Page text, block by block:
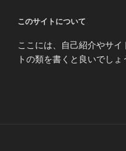
このサイトについて
ここには、自己紹介やサ
トの類を書くと良いでしょ